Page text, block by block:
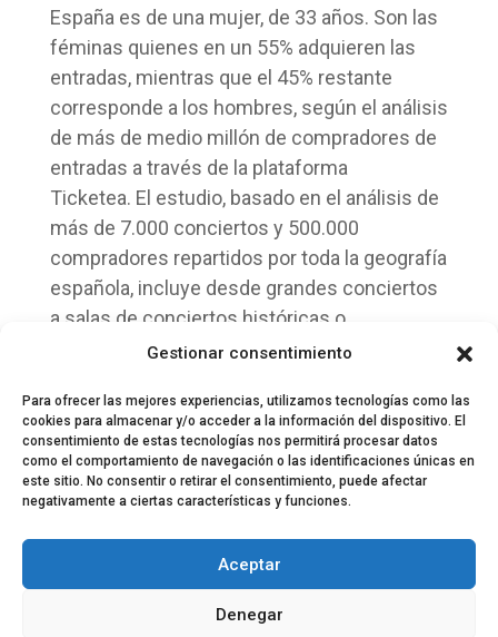
Gestionar consentimiento
Para ofrecer las mejores experiencias, utilizamos tecnologías como las
cookies para almacenar y/o acceder a la información del dispositivo. El
consentimiento de estas tecnologías nos permitirá procesar datos
como el comportamiento de navegación o las identificaciones únicas en
este sitio. No consentir o retirar el consentimiento, puede afectar
negativamente a ciertas características y funciones.
Aceptar
Denegar
España es de una mujer, de 33 años. Son las
féminas quienes en un 55% adquieren las
entradas, mientras que el 45% restante
corresponde a los hombres, según el análisis
de más de medio millón de compradores de
entradas a través de la plataforma
Ticketea. El estudio, basado en el análisis de
más de 7.000 conciertos y 500.000
compradores repartidos por toda la geografía
española, incluye desde grandes conciertos
a salas de conciertos históricas o
espectáculos de tamaño mediano y
Equipo EPDLT Contacto